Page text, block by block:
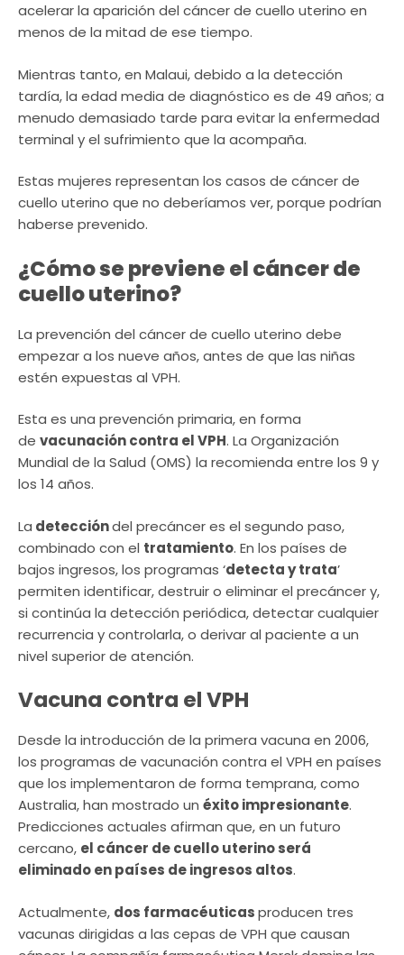
acelerar la aparición del cáncer de cuello uterino en
menos de la mitad de ese tiempo.
Mientras tanto, en Malaui, debido a la detección
tardía, la edad media de diagnóstico es de 49 años; a
menudo demasiado tarde para evitar la enfermedad
terminal y el sufrimiento que la acompaña.
Estas mujeres representan los casos de cáncer de
cuello uterino que no deberíamos ver, porque podrían
haberse prevenido.
¿Cómo se previene el cáncer de
cuello uterino?
La prevención del cáncer de cuello uterino debe
empezar a los nueve años, antes de que las niñas
estén expuestas al VPH.
Esta es una prevención primaria, en forma
de vacunación contra el VPH. La Organización
Mundial de la Salud (OMS) la recomienda entre los 9 y
los 14 años.
La deteccióndel precáncer es el segundo paso,
combinado con el tratamiento. En los países de
bajos ingresos, los programas ‘detecta y trata’
permiten identificar, destruir o eliminar el precáncer y,
si continúa la detección periódica, detectar cualquier
recurrencia y controlarla, o derivar al paciente a un
nivel superior de atención.
Vacuna contra el VPH
Desde la introducción de la primera vacuna en 2006,
los programas de vacunación contra el VPH en países
que los implementaron de forma temprana, como
Australia, han mostrado un éxito impresionante.
Predicciones actuales afirman que, en un futuro
cercano, el cáncer de cuello uterino será
eliminado en países de ingresos altos.
Actualmente, dos farmacéuticasproducen tres
vacunas dirigidas a las cepas de VPH que causan